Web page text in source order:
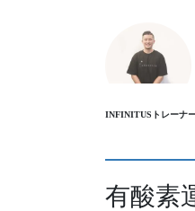
INFINITUSトレーナ
有酸素